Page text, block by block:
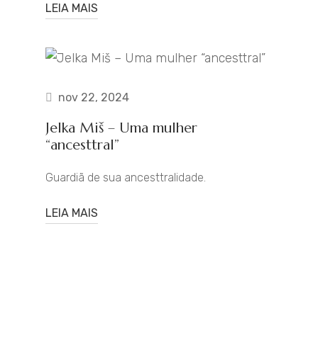
LEIA MAIS
nov 22, 2024
Jelka Miš – Uma mulher
“ancesttral”
Guardiã de sua ancesttralidade.
LEIA MAIS